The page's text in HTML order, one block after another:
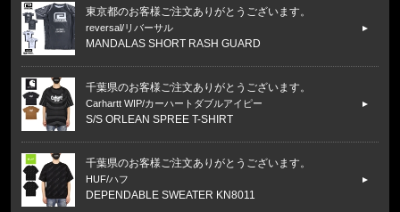
東京都のお客様ご注文ありがとうございます。
reversal/リバーサル
MANDALAS SHORT RASH GUARD
千葉県のお客様ご注文ありがとうございます。
Carhartt WIP/カーハートダブルアイピー
S/S ORLEAN SPREE T-SHIRT
千葉県のお客様ご注文ありがとうございます。
HUF/ハフ
DEPENDABLE SWEATER KN8011